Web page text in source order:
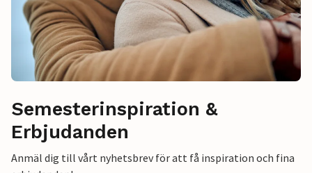
Semesterinspiration &
Erbjudanden
Anmäl dig till vårt nyhetsbrev för att få inspiration och fina